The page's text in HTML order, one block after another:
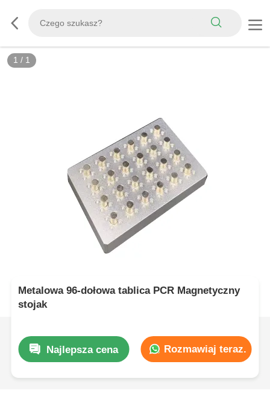
1 / 1
Metalowa 96-dołowa tablica PCR Magnetyczny
stojak
Najlepsza cena Rozmawiaj teraz.